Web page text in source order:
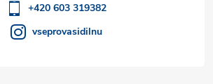
+420 603 319382
vseprovasidilnu